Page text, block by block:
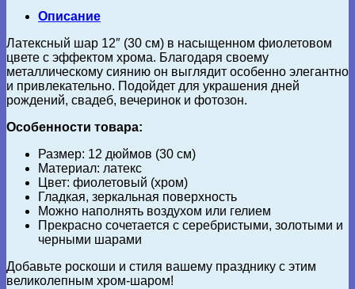
Описание
Латексный шар 12″ (30 см) в насыщенном фиолетовом
цвете с эффектом хрома. Благодаря своему
металлическому сиянию он выглядит особенно элегантно
и привлекательно. Подойдет для украшения дней
рождений, свадеб, вечеринок и фотозон.
Особенности товара:
Размер: 12 дюймов (30 см)
Материал: латекс
Цвет: фиолетовый (хром)
Гладкая, зеркальная поверхность
Можно наполнять воздухом или гелием
Прекрасно сочетается с серебристыми, золотыми и
черными шарами
Добавьте роскоши и стиля вашему празднику с этим
великолепным хром-шаром!